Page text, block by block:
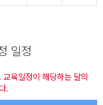
일정
육일정이 해당하는 달의
.